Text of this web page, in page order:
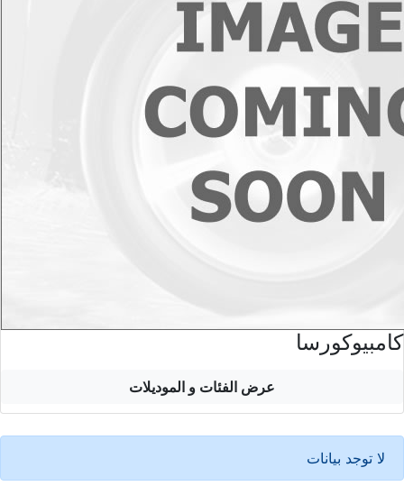
كامبيوكورسا
عرض الفئات و الموديلات
لا توجد بيانات